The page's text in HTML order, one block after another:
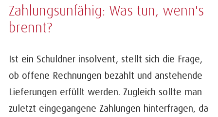
Zahlungsunfähig: Was tun, wenn's
brennt?
Ist ein Schuldner insolvent, stellt sich die Frage,
ob offene Rechnungen bezahlt und anstehende
Lieferungen erfüllt werden. Zugleich sollte man
zuletzt eingegangene Zahlungen hinterfragen, da